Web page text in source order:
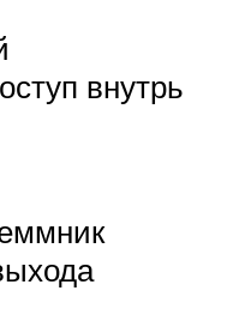
внутрь